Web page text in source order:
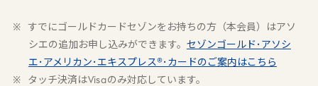
すでにゴールドカードセゾンをお持ちの方（本会員）はアソ
シエの追加お申し込みができます。 セゾンゴールド･アソシ
エ･アメリカン･エキスプレス®･カードのご案内はこちら
タッチ決済はVisaのみ対応しています。